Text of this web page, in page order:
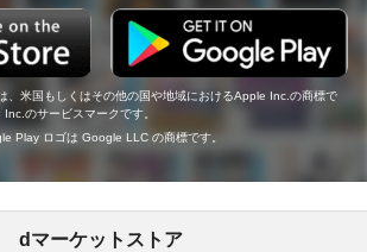
、米国もしくはその他の国や地域におけるApple Inc.の商標で
のサービスマークです。
Play ロゴは Google LLC の商標です。
dマーケットストア